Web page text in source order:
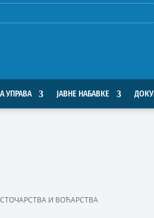
УПРАВА ЈАВНЕ НАБАВКЕ
И ВОЋАРСТВА